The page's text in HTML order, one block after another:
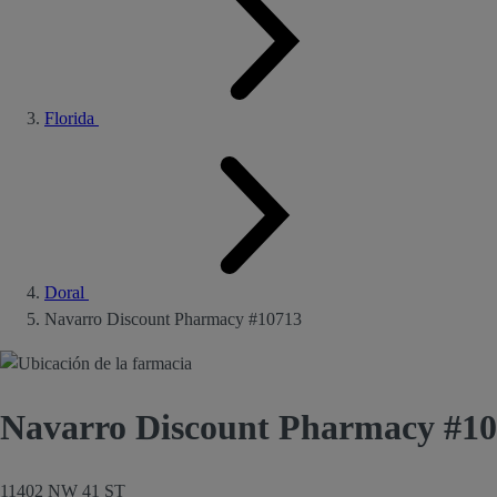
Florida
Doral
Navarro Discount Pharmacy #10713
Navarro Discount Pharmacy
11402 NW 41 ST